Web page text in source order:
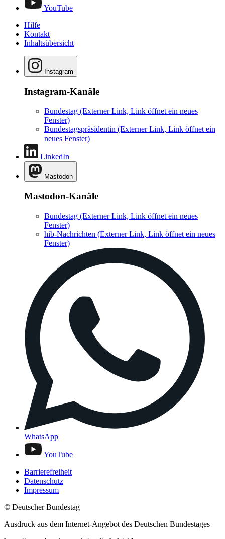
YouTube
Hilfe
Kontakt
Inhaltsübersicht
Instagram
Instagram-Kanäle
Bundestag (Externer Link, Link öffnet ein neues
Fenster)
Bundestagspräsidentin (Externer Link, Link öffnet ein
neues Fenster)
LinkedIn
Mastodon
Mastodon-Kanäle
Bundestag (Externer Link, Link öffnet ein neues
Fenster)
hib-Nachrichten (Externer Link, Link öffnet ein neues
Fenster)
WhatsApp
YouTube
Barrierefreiheit
Datenschutz
Impressum
© Deutscher Bundestag
Ausdruck aus dem Internet-Angebot des Deutschen Bundestages